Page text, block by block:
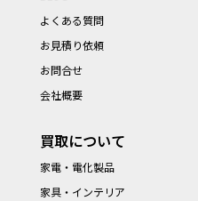
よくある質問
お見積り依頼
お問合せ
会社概要
買取について
家電・電化製品
家具・インテリア